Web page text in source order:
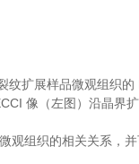
像（左图）沿晶界
组织的相关关系，